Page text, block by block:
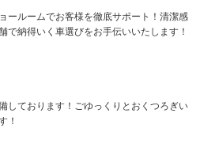
ールームでお客様を徹底サポート！清潔感
で納得いく車選びをお手伝いいたします！
しております！ごゆっくりとおくつろぎい
！